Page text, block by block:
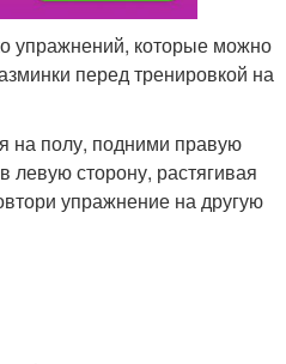
упражнений, которые можно
перед тренировкой на
на полу, подними правую
левую сторону, растягивая
упражнение на другую